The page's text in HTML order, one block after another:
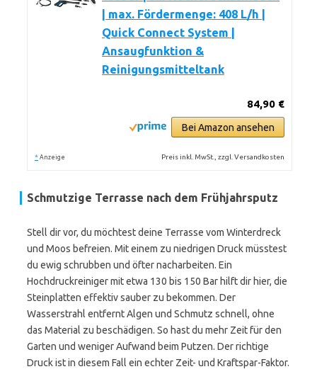
| max. Fördermenge: 408 L/h |
Quick Connect System |
Ansaugfunktion &
Reinigungsmitteltank
84,90 €
Bei Amazon ansehen
* Anzeige Preis inkl. MwSt., zzgl. Versandkosten
Schmutzige Terrasse nach dem Frühjahrsputz
Stell dir vor, du möchtest deine Terrasse vom Winterdreck
und Moos befreien. Mit einem zu niedrigen Druck müsstest
du ewig schrubben und öfter nacharbeiten. Ein
Hochdruckreiniger mit etwa 130 bis 150 Bar hilft dir hier, die
Steinplatten effektiv sauber zu bekommen. Der
Wasserstrahl entfernt Algen und Schmutz schnell, ohne
das Material zu beschädigen. So hast du mehr Zeit für den
Garten und weniger Aufwand beim Putzen. Der richtige
Druck ist in diesem Fall ein echter Zeit- und Kraftspar-Faktor.